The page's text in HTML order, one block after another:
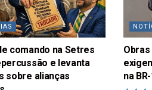
comando na Setres
e levanta
sobre alianças
na